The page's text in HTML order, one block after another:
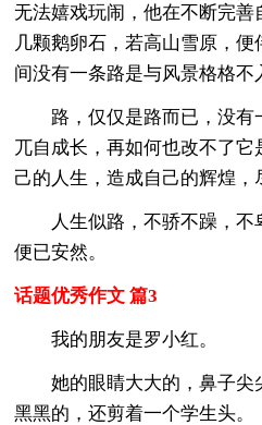
无法嬉戏玩闹，他在不断完
几颗鹅卵石，若高山雪原，
间没有一条路是与风景格格不
路，仅仅是路而已，没有
兀自成长，再如何也改不了它
己的人生，造成自己的辉煌，
人生似路，不骄不躁，不
便已安然。
话题优秀作文 篇3
我的朋友是罗小红。
她的眼睛大大的，鼻子尖
黑黑的，还剪着一个学生头。